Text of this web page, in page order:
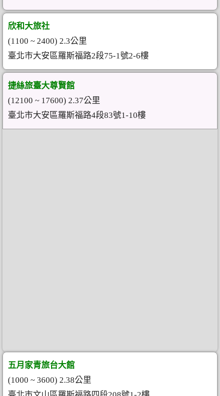
欣和大旅社
(1100 ~ 2400) 2.3公里
臺北市大安區羅斯福路2段75-1號2-6樓
捷絲旅臺大尊賢館
(12100 ~ 17600) 2.37公里
臺北市大安區羅斯福路4段83號1-10樓
五月家青旅台大館
(1000 ~ 3600) 2.38公里